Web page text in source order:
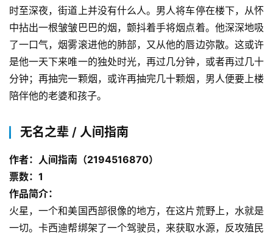
时至深夜，街道上并没有什么人。男人将车停在楼下，从怀
中拈出一根皱皱巴巴的烟，颤抖着手将烟点着。他深深地吸
了一口气，烟雾滚进他的肺部，又从他的唇边弥散。这或许
是他一天下来唯一的独处时光，再过几分钟，或者再过几十
分钟；再抽完一颗烟，或许再抽完几十颗烟，男人便要上楼
陪伴他的老婆和孩子。
无名之辈 / 人间指南
作者：人间指南（2194516870）
票数：1
作品简介：
火星，一个和美国西部很像的地方，在这片荒野上，水就是
一切。卡西迪帮绑架了一个驾驶员，来获取水源，反攻殖民